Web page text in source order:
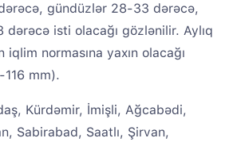
gündüzlər 28-33 dərəcə,
isti olacağı gözlənilir. Aylıq
iqlim normasına yaxın olacağı
mm).
Kürdəmir, İmişli, Ağcabədi,
Sabirabad, Saatlı, Şirvan,